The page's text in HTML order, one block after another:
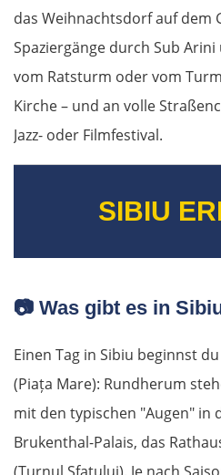
das Weihnachtsdorf auf dem
Spaziergänge durch Sub
vom Ratsturm oder vom
Kirche – und an volle
Jazz- oder Filmfestival.
SIBIU
📷 Was gibt es in
Einen Tag in Sibiu beginnst
(Piața Mare): Rundherum
mit den typischen "Augen" in
Brukenthal-Palais, das